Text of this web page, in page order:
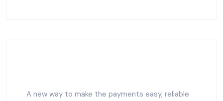
A new way to make the payments easy, reliable